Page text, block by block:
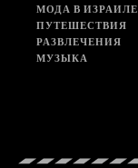
МОДА В ИЗРАИЛЕ
ПУТЕШЕСТВИЯ
РАЗВЛЕЧЕНИЯ
МУЗЫКА